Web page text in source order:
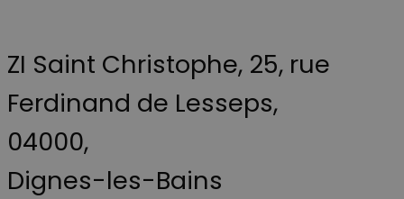
ZI Saint Christophe, 25, rue
Ferdinand de Lesseps,
04000,
Dignes-les-Bains